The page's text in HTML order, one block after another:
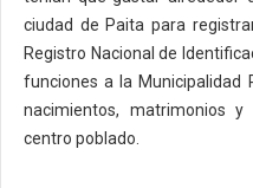
ciudad de Paita para
Registro Nacional de
funciones a la Municipalidad
nacimientos, matrimonios
centro poblado.